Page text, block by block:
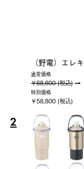
（野電）エレ
通常価格
￥68,600 (税込)
特別価格
￥58,800 (税込)
2